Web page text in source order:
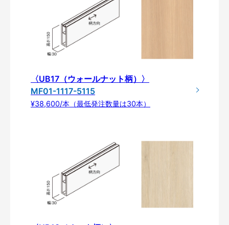
〈UB17（ウォールナット柄）〉
MF01-1117-5115
¥38,600/本（最低発注数量は30本）